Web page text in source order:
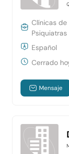
Clínicas
Psiquiatras
Español
Cerrado
Mensaje